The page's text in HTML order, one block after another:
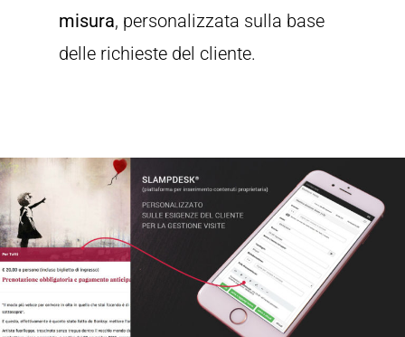
misura, personalizzata sulla base
delle richieste del cliente.